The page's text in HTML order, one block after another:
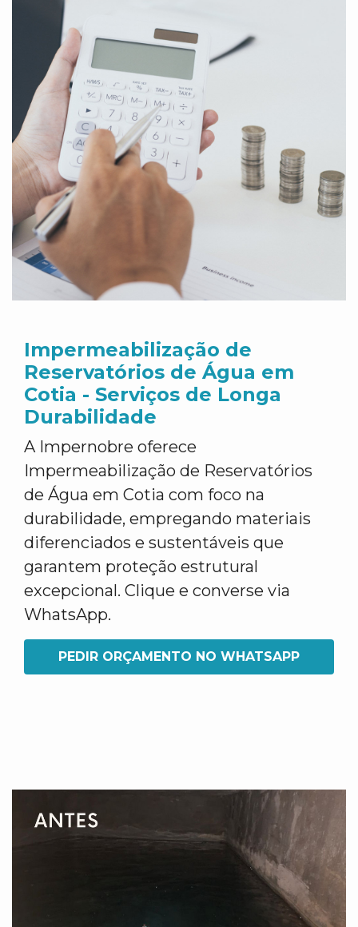
Impermeabilização de
Reservatórios de Água em
Cotia - Serviços de Longa
Durabilidade
A Impernobre oferece
Impermeabilização de Reservatórios
de Água em Cotia com foco na
durabilidade, empregando materiais
diferenciados e sustentáveis que
garantem proteção estrutural
excepcional. Clique e converse via
WhatsApp.
PEDIR ORÇAMENTO NO WHATSAPP